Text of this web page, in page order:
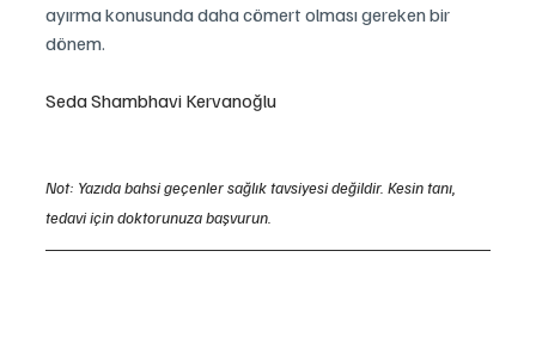
ayırma konusunda daha cömert olması gereken bir
dönem.
Seda Shambhavi Kervanoğlu
Not: Yazıda bahsi geçenler sağlık tavsiyesi değildir. Kesin tanı,
tedavi için doktorunuza başvurun.